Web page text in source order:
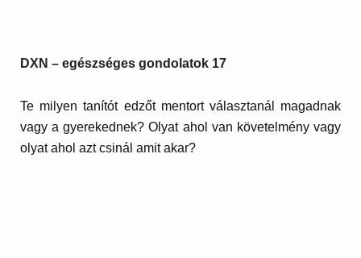
DXN – egészséges gondolatok 17
Te milyen tanítót edzőt mentort választanál magadnak
vagy a gyerekednek? Olyat ahol van követelmény vagy
olyat ahol azt csinál amit akar?